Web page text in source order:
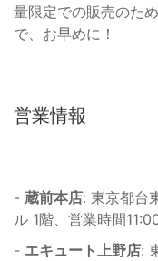
量限定での販売のた
で、お早めに！
営業情報
- 蔵前本店: 東京都台
ル 1階、営業時間
- エキュート上野店: